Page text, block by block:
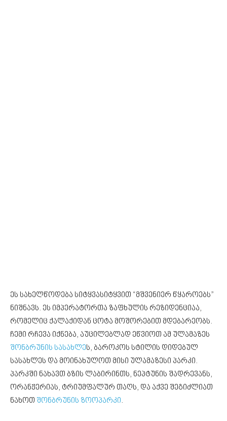
ეს სახელწოდება სიტყვასიტყვით “მშვენიერ წყაროებს”
ნიშნავს. ეს იმპერატორთა ზაფხულის რეზიდენციაა,
რომელიც ქალაქიდან ცოტა მოშორებით მდებარეობს.
ჩემი რჩევა იქნება, აუცილებლად ეწვიოთ ამ ულამაზეს
შონბრუნის სასახლეს, ბაროკოს სტილის დიდებულ
სასახლეს და მოინახულოთ მისი ულამაზესი პარკი.
პარკში ნახავთ ბზის ლაბირინთს, ნეპტუნის შადრევანს,
ორანჟერიას, ტრიუმფალურ თაღს, და აქვე შეგიძლიათ
ნახოთ შონბრუნის ზოოპარკი.